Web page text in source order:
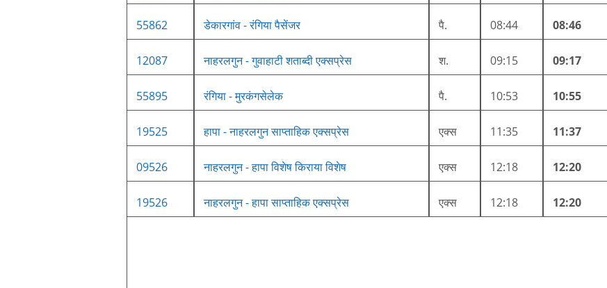
55862 डेकारगांव - रंगिया पैसेंजर पै. 08:44 08:46
12087 नाहरलगुन - गुवाहाटी शताब्दी एक्सप्रेस श. 09:15 09:17
55895 रंगिया - मुरकंगसेलेक पै. 10:53 10:55
19525 हापा - नाहरलगुन साप्ताहिक एक्सप्रेस एक्स 11:35 11:37
09526 नाहरलगुन - हापा विशेष किराया विशेष एक्स 12:18 12:20
19526 नाहरलगुन - हापा साप्ताहिक एक्सप्रेस एक्स 12:18 12:20